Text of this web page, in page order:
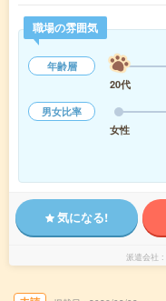
職場の雰囲気
年齢層
20代
男女比率
女性
気になる!
派遣会社